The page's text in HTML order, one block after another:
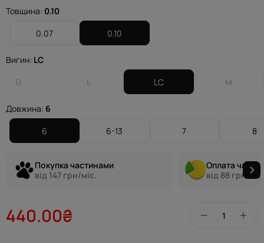
Товщина: 0.10
0.07
0.10
Вигин: LC
D
L LC M
Довжина: 6
6
6-13 7 8
Покупка частинами
від 147 грн/міс.
Оплата
від 88 грн/
440.00₴